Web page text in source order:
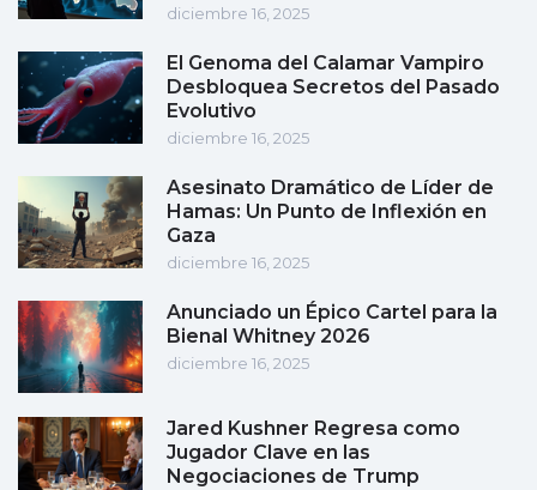
diciembre 16, 2025
El Genoma del Calamar Vampiro
Desbloquea Secretos del Pasado
Evolutivo
diciembre 16, 2025
Asesinato Dramático de Líder de
Hamas: Un Punto de Inflexión en
Gaza
diciembre 16, 2025
Anunciado un Épico Cartel para la
Bienal Whitney 2026
diciembre 16, 2025
Jared Kushner Regresa como
Jugador Clave en las
Negociaciones de Trump